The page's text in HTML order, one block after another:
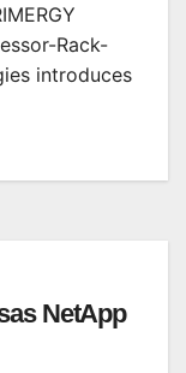
Rack-
introduces
NetApp